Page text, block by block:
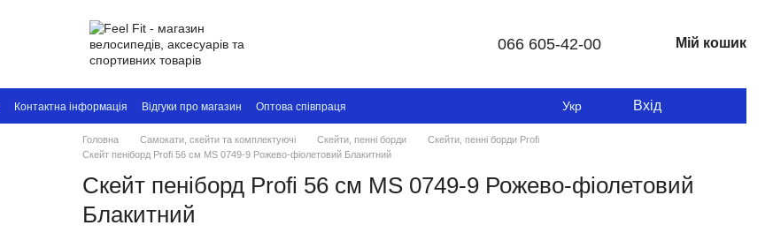
066 605-42-00 Мій кошик
Контактна інформація Відгуки про магазин Оптова співпраця Укр Вхід
Головна Самокати, скейти та комплектуючі Скейти, пенні борди
Скейти, пенні борди Profi
Скейт пеніборд Profi 56 см MS 0749-9 Рожево-фіолетовий Блакитний
Скейт пеніборд Profi 56 см MS 0749-9 Рожево-фіолетовий
Блакитний